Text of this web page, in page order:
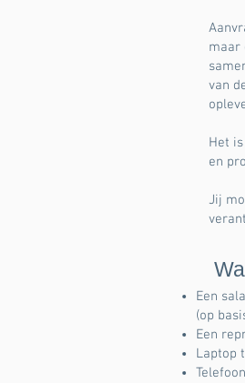
maar
van
Het
en
Jij
Een
(op
Een
Laptop